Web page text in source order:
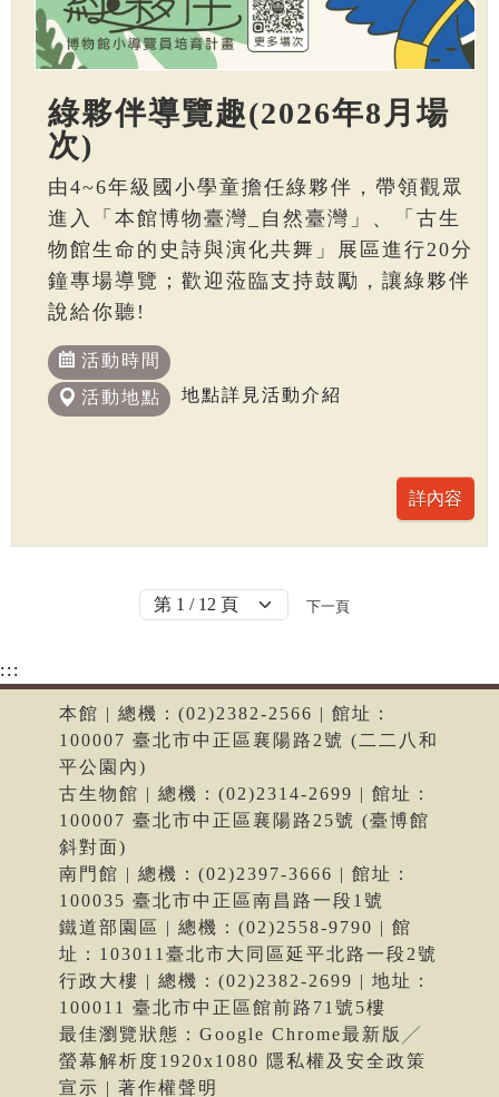
綠夥伴導覽趣(2026年8月場
次)
由4~6年級國小學童擔任綠夥伴，帶領觀眾
進入「本館博物臺灣_自然臺灣」、「古生
物館生命的史詩與演化共舞」展區進行20分
鐘專場導覽；歡迎蒞臨支持鼓勵，讓綠夥伴
說給你聽!
活動時間
活動地點
地點詳見活動介紹
下一頁
:::
本館 | 總機：(02)2382-2566 | 館址：
100007 臺北市中正區襄陽路2號 (二二八和
平公園內)
古生物館 | 總機：(02)2314-2699 | 館址：
100007 臺北市中正區襄陽路25號 (臺博館
斜對面)
南門館 | 總機：(02)2397-3666 | 館址：
100035 臺北市中正區南昌路一段1號
鐵道部園區 | 總機：(02)2558-9790 | 館
址：103011臺北市大同區延平北路一段2號
行政大樓 | 總機：(02)2382-2699 | 地址：
100011 臺北市中正區館前路71號5樓
最佳瀏覽狀態：Google Chrome最新版╱
螢幕解析度1920x1080 隱私權及安全政策
宣示 | 著作權聲明